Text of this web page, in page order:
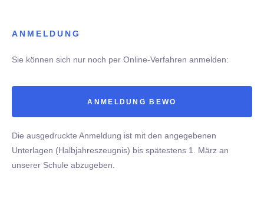
ANMELDUNG
Sie können sich nur noch per Online-Verfahren anmelden:
ANMELDUNG BEWO
Die ausgedruckte Anmeldung ist mit den angegebenen
Unterlagen (Halbjahreszeugnis) bis spätestens 1. März an
unserer Schule abzugeben.